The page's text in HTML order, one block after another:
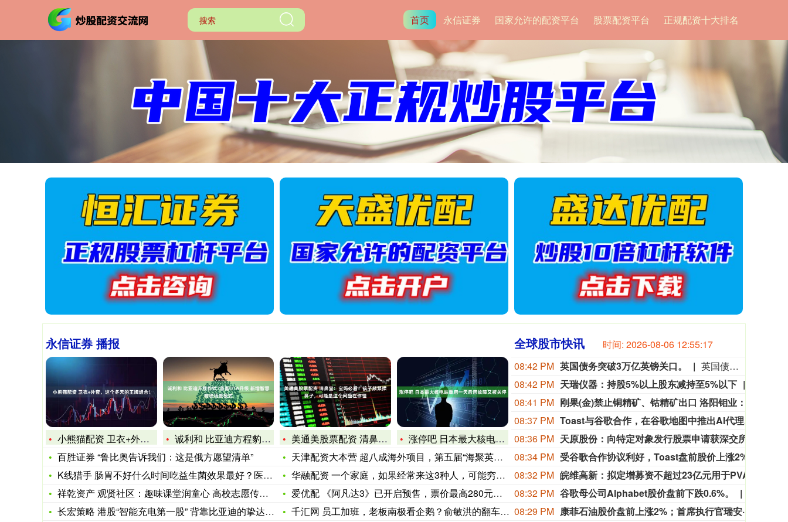
首页 永信证券 国家允许的配资平台 股票配资平台 正规配资十大排名
永信证券 播报
小熊猫配资 卫衣+外套，这个冬天的王牌组合！
诚利和 比亚迪方程豹钛7首推OTA升级 新增智慧物联场景模式
百胜证券 “鲁比奥告诉我们：这是俄方愿望清单”
K线猎手 肠胃不好什么时间吃益生菌效果最好？医生：别乱吃，牢
祥乾资产 观贤社区：趣味课堂润童心 高校志愿传知识
长宏策略 港股“智能充电第一股” 背靠比亚迪的挚达科技上市收
美通美股票配资 清鼻堂：宝妈必看！孩子频繁揉鼻子，可能是这个
涨停吧 日本最大核电站重启一天后因故障又被关停
天津配资大本营 超八成海外项目，第五届“海聚英才”全球创新创
华融配资 一个家庭，如果经常来这3种人，可能穷气会增加，多半
爱优配 《阿凡达3》已开启预售，票价最高280元；《鬼灭之刃
千汇网 员工加班，老板南极看企鹅？俞敏洪的翻车，真不冤
全球股市快讯 时间: 2026-08-06 12:55:19
08:42 PM 英国债务突破3万亿英镑关口。
英国债务突破3万亿英镑关口。
08:42 PM 天瑞仪器：持股5%以上股东减持至5%以下
08:41 PM
08:37 PM
Toast与谷歌合作，在谷歌地图中推出AI代理智能点餐功能
08:36 PM
08:34 PM
08:32 PM
08:32 PM 谷歌母公司Alphabet股价盘前下跌0.6%。
08:29 PM
康菲石油股价盘前上涨2%；首席执行官瑞安·兰斯即将退休。